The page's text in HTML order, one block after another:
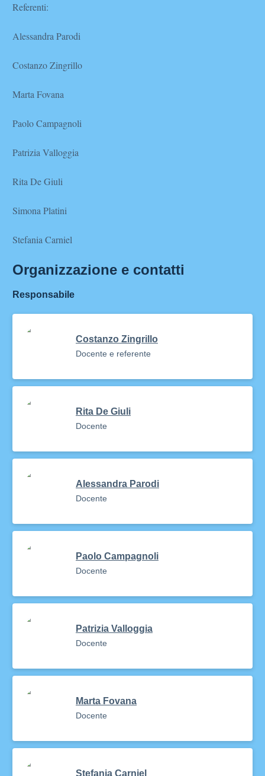
Referenti:
Alessandra Parodi
Costanzo Zingrillo
Marta Fovana
Paolo Campagnoli
Patrizia Valloggia
Rita De Giuli
Simona Platini
Stefania Carniel
Organizzazione e contatti
Responsabile
Costanzo Zingrillo
Docente e referente
Rita De Giuli
Docente
Alessandra Parodi
Docente
Paolo Campagnoli
Docente
Patrizia Valloggia
Docente
Marta Fovana
Docente
Stefania Carniel